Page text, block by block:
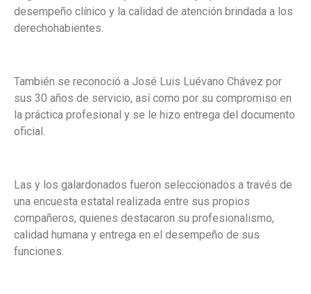
desempeño clínico y la calidad de atención brindada a los
derechohabientes.
También se reconoció a José Luis Luévano Chávez por
sus 30 años de servicio, así como por su compromiso en
la práctica profesional y se le hizo entrega del documento
oficial.
Las y los galardonados fueron seleccionados a través de
una encuesta estatal realizada entre sus propios
compañeros, quienes destacaron su profesionalismo,
calidad humana y entrega en el desempeño de sus
funciones.